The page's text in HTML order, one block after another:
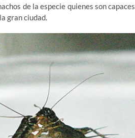
de la especie quienes son
gran ciudad.